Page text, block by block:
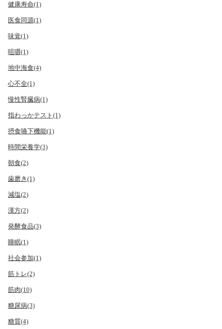
健康寿命(1)
医食同源(1)
味覚(1)
咀嚼(1)
地中海食(4)
心不全(1)
慢性腎臓病(1)
指わっかテスト(1)
摂食嚥下機能(1)
時間栄養学(3)
朝食(2)
歯磨き(1)
減塩(2)
漢方(2)
発酵食品(3)
睡眠(1)
社会参加(1)
筋トレ(2)
筋肉(10)
糖尿病(3)
糖質(4)